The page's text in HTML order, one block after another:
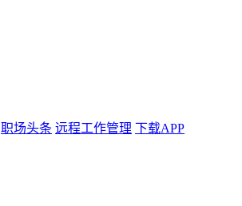
职场头条 远程工作管理 下载APP